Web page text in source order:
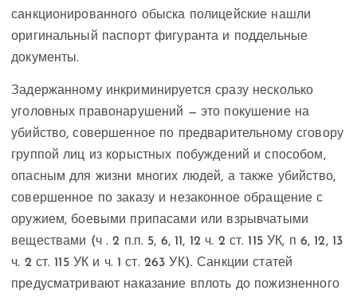
санкционированного обыска полицейские нашли
оригинальный паспорт фигуранта и поддельные
документы.
Задержанному инкриминируется сразу несколько
уголовных правонарушений — это покушение на
убийство, совершенное по предварительному сговору
группой лиц из корыстных побуждений и способом,
опасным для жизни многих людей, а также убийство,
совершенное по заказу и незаконное обращение с
оружием, боевыми припасами или взрывчатыми
веществами (ч . 2 п.п. 5, 6, 11, 12 ч. 2 ст. 115 УК, п 6, 12, 13
ч. 2 ст. 115 УК и ч. 1 ст. 263 УК). Санкции статей
предусматривают наказание вплоть до пожизненного